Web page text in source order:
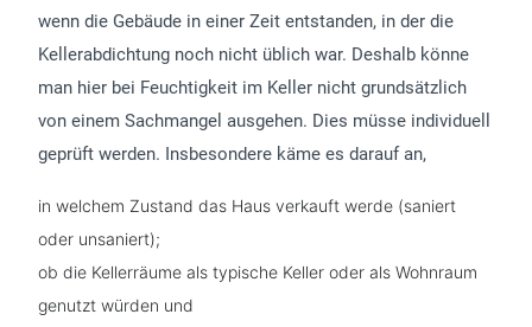
wenn die Gebäude in einer Zeit entstanden, in der die
Kellerabdichtung noch nicht üblich war. Deshalb könne
man hier bei Feuchtigkeit im Keller nicht grundsätzlich
von einem Sachmangel ausgehen. Dies müsse individuell
geprüft werden. Insbesondere käme es darauf an,
in welchem Zustand das Haus verkauft werde (saniert
oder unsaniert);
ob die Kellerräume als typische Keller oder als Wohnraum
genutzt würden und